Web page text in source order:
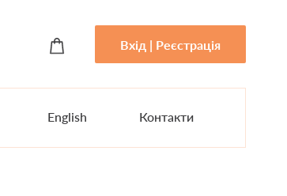
Вхід | Реєстрація
English Контакти